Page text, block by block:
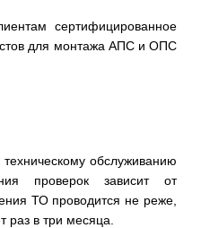
сертифицированное
для монтажа АПС и ОПС
обслуживанию
проверок зависит от
ТО проводится не реже,
раз в три месяца.